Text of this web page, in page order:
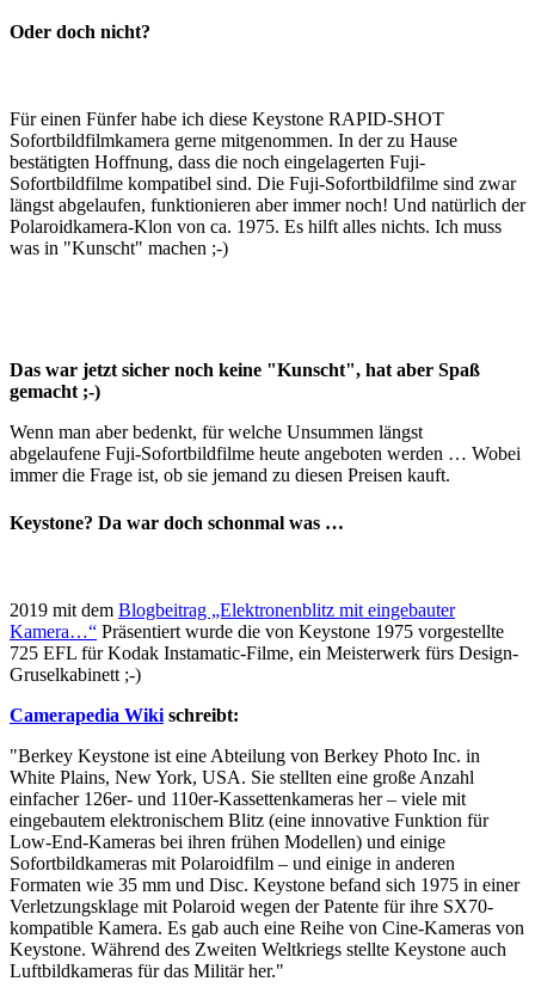
Oder doch nicht?
Für einen Fünfer habe ich diese Keystone RAPID-SHOT
Sofortbildfilmkamera gerne mitgenommen. In der zu Hause
bestätigten Hoffnung, dass die noch eingelagerten Fuji-
Sofortbildfilme kompatibel sind. Die Fuji-Sofortbildfilme sind zwar
längst abgelaufen, funktionieren aber immer noch! Und natürlich der
Polaroidkamera-Klon von ca. 1975. Es hilft alles nichts. Ich muss
was in "Kunscht" machen ;-)
Das war jetzt sicher noch keine "Kunscht", hat aber Spaß
gemacht ;-)
Wenn man aber bedenkt, für welche Unsummen längst
abgelaufene Fuji-Sofortbildfilme heute angeboten werden … Wobei
immer die Frage ist, ob sie jemand zu diesen Preisen kauft.
Keystone? Da war doch schonmal was …
2019 mit dem Blogbeitrag „Elektronenblitz mit eingebauter
Kamera…“ Präsentiert wurde die von Keystone 1975 vorgestellte
725 EFL für Kodak Instamatic-Filme, ein Meisterwerk fürs Design-
Gruselkabinett ;-)
Camerapedia Wiki schreibt:
"Berkey Keystone ist eine Abteilung von Berkey Photo Inc. in
White Plains, New York, USA. Sie stellten eine große Anzahl
einfacher 126er- und 110er-Kassettenkameras her – viele mit
eingebautem elektronischem Blitz (eine innovative Funktion für
Low-End-Kameras bei ihren frühen Modellen) und einige
Sofortbildkameras mit Polaroidfilm – und einige in anderen
Formaten wie 35 mm und Disc. Keystone befand sich 1975 in einer
Verletzungsklage mit Polaroid wegen der Patente für ihre SX70-
kompatible Kamera. Es gab auch eine Reihe von Cine-Kameras von
Keystone. Während des Zweiten Weltkriegs stellte Keystone auch
Luftbildkameras für das Militär her."